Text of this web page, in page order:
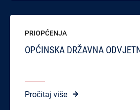
PRIOPĆENJA
OPĆINSKA DRŽAVNA
Pročitaj više